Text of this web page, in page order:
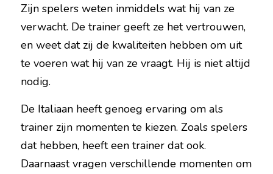
Zijn spelers weten inmiddels wat hij van ze
verwacht. De trainer geeft ze het vertrouwen,
en weet dat zij de kwaliteiten hebben om uit
te voeren wat hij van ze vraagt. Hij is niet altijd
nodig.
De Italiaan heeft genoeg ervaring om als
trainer zijn momenten te kiezen. Zoals spelers
dat hebben, heeft een trainer dat ook.
Daarnaast vragen verschillende momenten om